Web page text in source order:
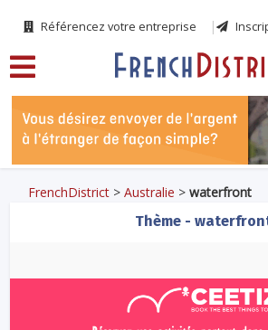
Référencez votre entreprise
FrenchDistrict >Australie >waterfront
Thème -